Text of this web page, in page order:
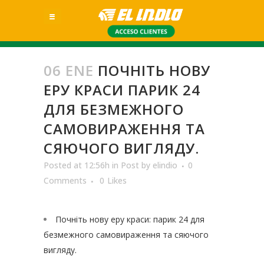
06 ENE ПОЧНІТЬ НОВУ
ЕРУ КРАСИ ПАРИК 24
ДЛЯ БЕЗМЕЖНОГО
САМОВИРАЖЕННЯ ТА
СЯЮЧОГО ВИГЛЯДУ.
Posted at 12:56h in Post by elindio
0
Comments
0 Likes
Почніть нову еру краси: парик 24 для
безмежного самовираження та сяючого
вигляду.